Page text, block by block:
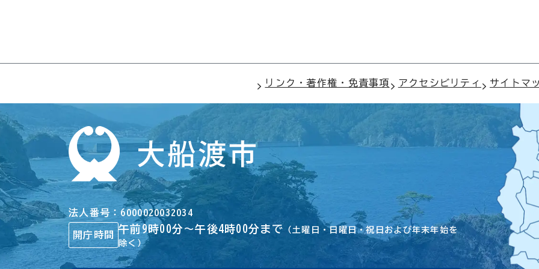
リンク・著作権・免責事項 アクセシビリティ サイトマ
法人番号 6000020032034
開庁時間
午前9時00分～午後4時00分まで （土曜日・日曜日・祝日および年末年始を
除く）